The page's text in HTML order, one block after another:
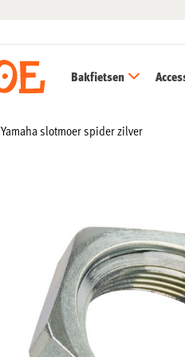
Bakfietsen
Yamaha slotmoer spider zilver